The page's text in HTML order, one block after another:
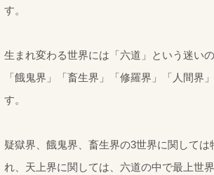
す。
生まれ変わる世界には「六道」という迷い
「餓鬼界」「畜生界」「修羅界」「人間界
す。
疑獄界、餓鬼界、畜生界の3世界に関して
れ、天上界に関しては、六道の中で最上世界